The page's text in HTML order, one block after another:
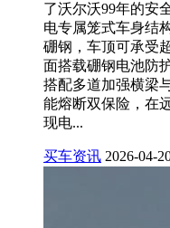
了沃尔沃99年的安
电专属笼式车身结
硼钢，车顶可承受
面搭载硼钢电池防
搭配多道加强横梁
能熔断双保险，在
现电...
买车资讯 2026-04-